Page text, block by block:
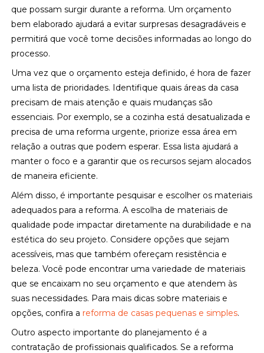
que possam surgir durante a reforma. Um orçamento
bem elaborado ajudará a evitar surpresas desagradáveis e
permitirá que você tome decisões informadas ao longo do
processo.
Uma vez que o orçamento esteja definido, é hora de fazer
uma lista de prioridades. Identifique quais áreas da casa
precisam de mais atenção e quais mudanças são
essenciais. Por exemplo, se a cozinha está desatualizada e
precisa de uma reforma urgente, priorize essa área em
relação a outras que podem esperar. Essa lista ajudará a
manter o foco e a garantir que os recursos sejam alocados
de maneira eficiente.
Além disso, é importante pesquisar e escolher os materiais
adequados para a reforma. A escolha de materiais de
qualidade pode impactar diretamente na durabilidade e na
estética do seu projeto. Considere opções que sejam
acessíveis, mas que também ofereçam resistência e
beleza. Você pode encontrar uma variedade de materiais
que se encaixam no seu orçamento e que atendem às
suas necessidades. Para mais dicas sobre materiais e
opções, confira a reforma de casas pequenas e simples.
Outro aspecto importante do planejamento é a
contratação de profissionais qualificados. Se a reforma